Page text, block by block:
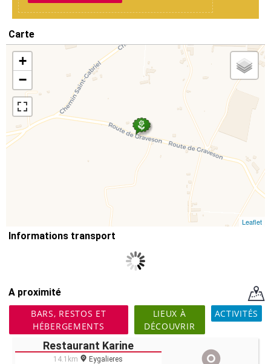
Carte
+
−
Leaflet
Informations transport
A proximité
BARS, RESTOS ET
HÉBERGEMENTS
LIEUX À
DÉCOUVRIR
ACTIVITÉS
Restaurant Karine
14.1km Eygalieres